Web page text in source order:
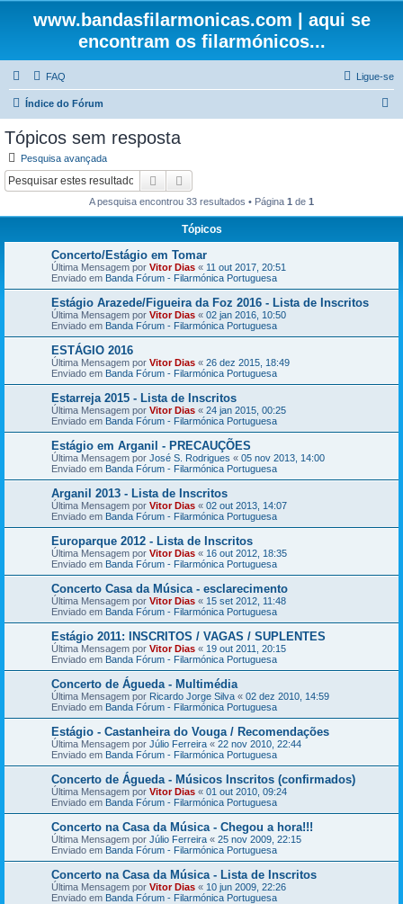
www.bandasfilarmonicas.com | aqui se
encontram os filarmónicos...
FAQ Ligue-se
Índice do Fórum
Tópicos sem resposta
Pesquisa avançada
Pesquisar
A pesquisa encontrou 33 resultados • Página 1 de 1
Tópicos
Concerto/Estágio em Tomar
Última Mensagem por Vitor Dias « 11 out 2017, 20:51
Enviado em Banda Fórum - Filarmónica Portuguesa
Estágio Arazede/Figueira da Foz 2016 - Lista de Inscritos
Última Mensagem por Vitor Dias « 02 jan 2016, 10:50
Enviado em Banda Fórum - Filarmónica Portuguesa
ESTÁGIO 2016
Última Mensagem por Vitor Dias « 26 dez 2015, 18:49
Enviado em Banda Fórum - Filarmónica Portuguesa
Estarreja 2015 - Lista de Inscritos
Última Mensagem por Vitor Dias « 24 jan 2015, 00:25
Enviado em Banda Fórum - Filarmónica Portuguesa
Estágio em Arganil - PRECAUÇÕES
Última Mensagem por José S. Rodrigues « 05 nov 2013, 14:00
Enviado em Banda Fórum - Filarmónica Portuguesa
Arganil 2013 - Lista de Inscritos
Última Mensagem por Vitor Dias « 02 out 2013, 14:07
Enviado em Banda Fórum - Filarmónica Portuguesa
Europarque 2012 - Lista de Inscritos
Última Mensagem por Vitor Dias « 16 out 2012, 18:35
Enviado em Banda Fórum - Filarmónica Portuguesa
Concerto Casa da Música - esclarecimento
Última Mensagem por Vitor Dias « 15 set 2012, 11:48
Enviado em Banda Fórum - Filarmónica Portuguesa
Estágio 2011: INSCRITOS / VAGAS / SUPLENTES
Última Mensagem por Vitor Dias « 19 out 2011, 20:15
Enviado em Banda Fórum - Filarmónica Portuguesa
Concerto de Águeda - Multimédia
Última Mensagem por Ricardo Jorge Silva « 02 dez 2010, 14:59
Enviado em Banda Fórum - Filarmónica Portuguesa
Estágio - Castanheira do Vouga / Recomendações
Última Mensagem por Júlio Ferreira « 22 nov 2010, 22:44
Enviado em Banda Fórum - Filarmónica Portuguesa
Concerto de Águeda - Músicos Inscritos (confirmados)
Última Mensagem por Vitor Dias « 01 out 2010, 09:24
Enviado em Banda Fórum - Filarmónica Portuguesa
Concerto na Casa da Música - Chegou a hora!!!
Última Mensagem por Júlio Ferreira « 25 nov 2009, 22:15
Enviado em Banda Fórum - Filarmónica Portuguesa
Concerto na Casa da Música - Lista de Inscritos
Última Mensagem por Vitor Dias « 10 jun 2009, 22:26
Enviado em Banda Fórum - Filarmónica Portuguesa